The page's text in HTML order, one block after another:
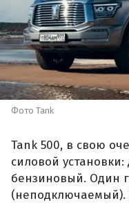
Фото Tank
Tank 500, в свою
силовой
бензиновый. Один
(неподключаемый).